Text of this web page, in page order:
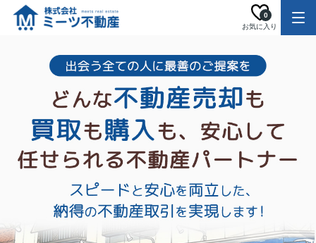
お気に入り
0